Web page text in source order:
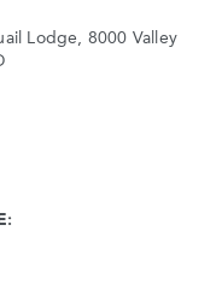
Lodge, 8000 Valley